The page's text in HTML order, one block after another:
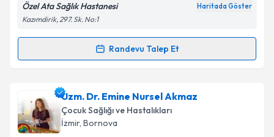
Kişisel verilerimin işlenmesine ilişkin
Aydınlatma
Metni'ni okudum ve kişisel verilerimin belirtilen
kapsamda işlenmesini kabul ediyorum.
Özel Ata Sağlık Hastanesi Haritada Göster
Kazımdirik, 297. Sk. No:1
Randevu Talep Et
Randevu Takvimi Talebi
Uzm. Dr. Sinan Kurtul için randevu takvimi talebi
oluşturun. Size bu uzmandan randevu almanız için bir
takvim hazırlandığında e-posta ile bilgilendireceğiz.
Uzm. Dr. Emine Nursel Akmaz
Çocuk Sağlığı ve Hastalıkları
İzmir, Bornova